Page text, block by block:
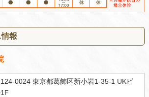
報
0024 東京都葛飾区新小岩1-35-1 UKビ